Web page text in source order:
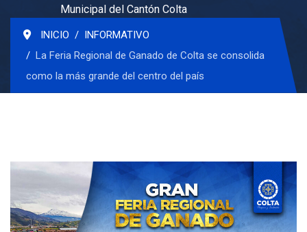
Municipal del Cantón Colta
INICIO
INFORMATIVO
La Feria Regional de Ganado de Colta se consolida
como la más grande del centro del país